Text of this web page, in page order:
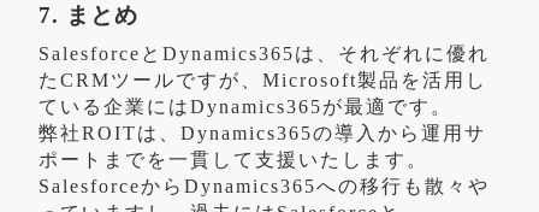
7. まとめ
SalesforceとDynamics365は、それぞれに優れ
たCRMツールですが、Microsoft製品を活用し
ている企業にはDynamics365が最適です。
弊社ROITは、Dynamics365の導入から運用サ
ポートまでを一貫して支援いたします。
SalesforceからDynamics365への移行も散々や